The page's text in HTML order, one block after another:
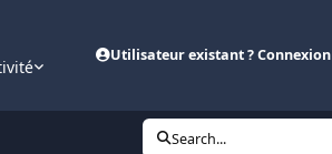
Utilisateur existant ? Connexion
Search...